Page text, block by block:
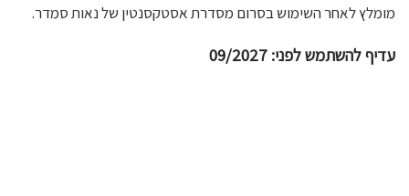
מומלץ לאחר השימוש בסרום מסדרת אסטקסנטין של נאות סמדר.
עדיף להשתמש לפני: 09/2027